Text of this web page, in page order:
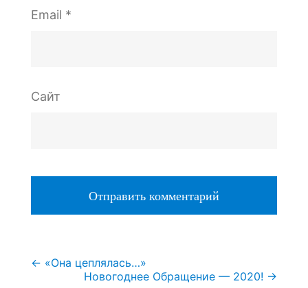
Email *
Сайт
Навигация
← «Она цеплялась…»
Новогоднее Обращение — 2020! →